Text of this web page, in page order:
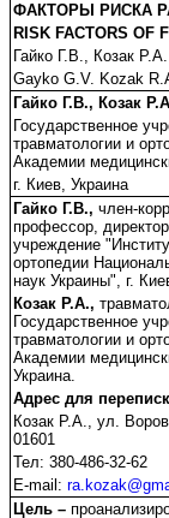
ФАКТОРЫ РИСКА
RISK FACTORS OF
Гайко Г.В., Козак Р.А.
Gayko G.V. Kozak
Гайко Г.В., Козак
Государственное
травматологии и
Академии
г. Киев, Украина
Гайко Г.В., член-
профессор,
учреждение
ортопедии
наук Украины", г.
Козак Р.А.,
Государственное
травматологии и
Академии
Украина.
Адрес для
Козак Р.А., ул.
01601
Тел: 380-486-32-62
E-mail:
Цель –